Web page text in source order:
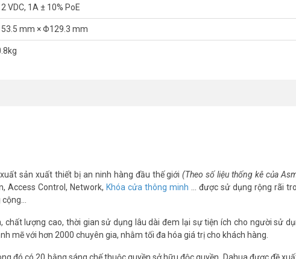
WEB
nguồn 12VDC).
IPC-PT2449C1-S-PV-PRO – (FAQ)
xoay theo người/xe để ghi hình liên tục.
biệt?
sử dụng đèn trợ sáng warm light giữ nguyên màu sắc ban đêm, giúp nhận
VDC, 1A ± 10% PoE
mm × Φ129.3 mm
sản xuất thiết bị an ninh hàng đầu thế giới(Theo số liệu thống kê của
Access Control, Network, Khóa cửa thông minh … được sử dụng rộng rãi
chất lượng cao, thời gian sử dụng lâu dài đem lại sự tiện ích cho người sử
mẽ với hơn 2000 chuyên gia, nhằm tối đa hóa giá trị cho khách hàng.
đó có 20 bằng sáng chế thuộc quyền sở hữu độc quyền. Dahua được đề